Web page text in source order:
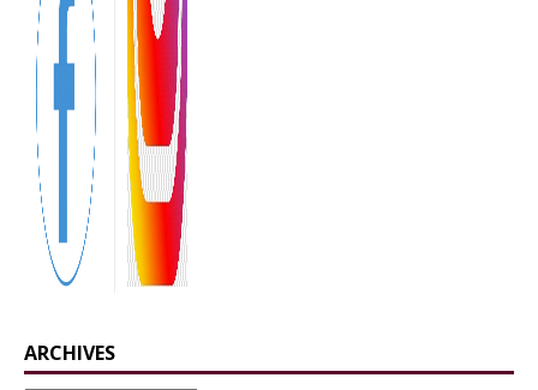
ARCHIVES